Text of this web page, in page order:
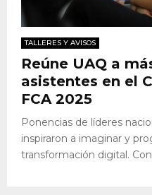
TALLERES Y AVISOS
Reúne UAQ a
asistentes en el
FCA 2025
Ponencias de líderes
inspiraron a imaginar y
transformación digital.